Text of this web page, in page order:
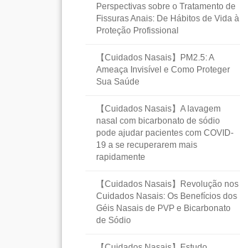
Perspectivas sobre o Tratamento de
Fissuras Anais: De Hábitos de Vida à
Proteção Profissional
【Cuidados Nasais】PM2.5: A
Ameaça Invisível e Como Proteger
Sua Saúde
【Cuidados Nasais】A lavagem
nasal com bicarbonato de sódio
pode ajudar pacientes com COVID-
19 a se recuperarem mais
rapidamente
【Cuidados Nasais】Revolução nos
Cuidados Nasais: Os Benefícios dos
Géis Nasais de PVP e Bicarbonato
de Sódio